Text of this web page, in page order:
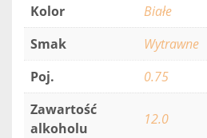
Kolor
Białe
Smak
Wytrawne
Poj.
0.75
Zawartość
alkoholu
12.0